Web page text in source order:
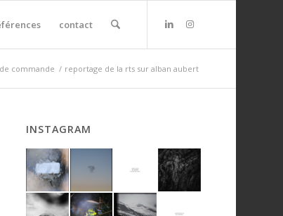
contact
commande / reportage de la rts sur alban aubert
INSTAGRAM